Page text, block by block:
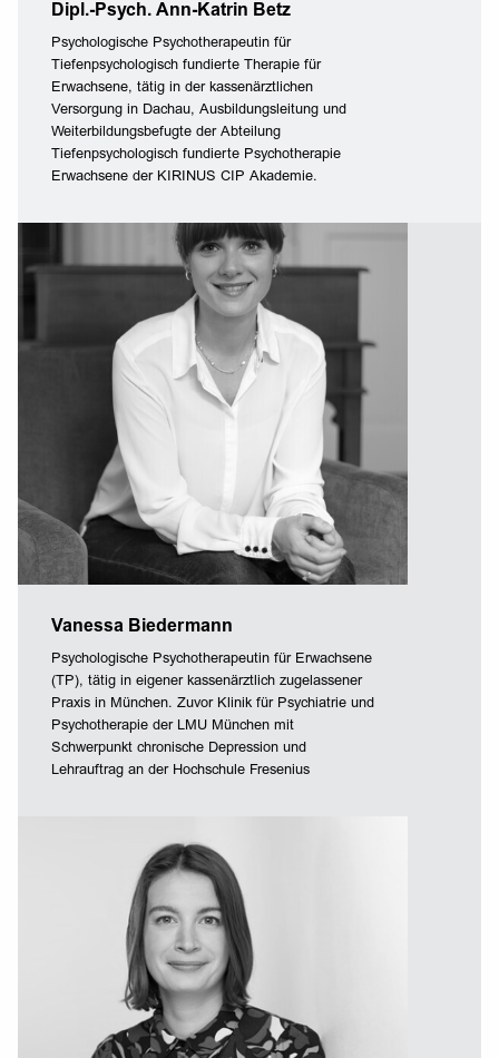
Dipl.-Psych. Ann-Katrin Betz
Psychologische Psychotherapeutin für
Tiefenpsychologisch fundierte Therapie für
Erwachsene, tätig in der kassenärztlichen
Versorgung in Dachau, Ausbildungsleitung und
Weiterbildungsbefugte der Abteilung
Tiefenpsychologisch fundierte Psychotherapie
Erwachsene der KIRINUS CIP Akademie.
Vanessa Biedermann
Psychologische Psychotherapeutin für Erwachsene
(TP), tätig in eigener kassenärztlich zugelassener
Praxis in München. Zuvor Klinik für Psychiatrie und
Psychotherapie der LMU München mit
Schwerpunkt chronische Depression und
Lehrauftrag an der Hochschule Fresenius